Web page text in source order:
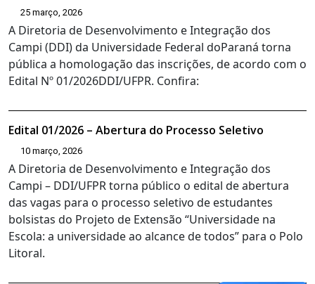
25 março, 2026
A Diretoria de Desenvolvimento e Integração dos
Campi (DDI) da Universidade Federal doParaná torna
pública a homologação das inscrições, de acordo com o
Edital Nº 01/2026DDI/UFPR. Confira:
Edital 01/2026 – Abertura do Processo Seletivo
10 março, 2026
A Diretoria de Desenvolvimento e Integração dos
Campi – DDI/UFPR torna público o edital de abertura
das vagas para o processo seletivo de estudantes
bolsistas do Projeto de Extensão “Universidade na
Escola: a universidade ao alcance de todos” para o Polo
Litoral.